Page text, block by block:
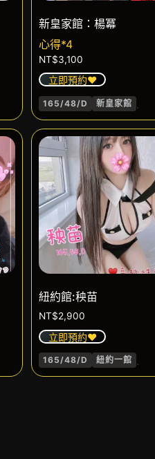
新皇家館：楊冪
心得*4
NT$3,100
立即預約❤️
165/48/D 新皇家館 .
紐約館:秧苗
NT$2,900
立即預約❤️
165/48/D 紐約一館 .